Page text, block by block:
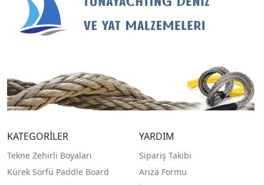
KATEGORİLER
Tekne Zehirli Boyaları
Kürek Sörfü Paddle Board
YARDIM
Sipariş Takibi
Arıza Formu